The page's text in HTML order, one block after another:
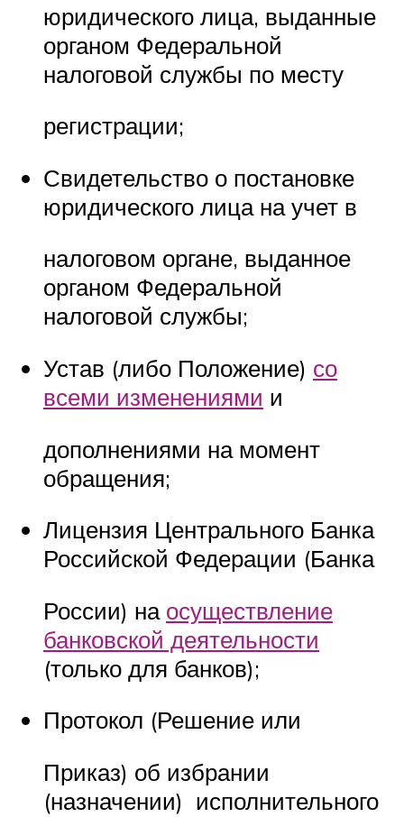
юридического лица, выданные
органом Федеральной
налоговой службы по месту
регистрации;
Свидетельство о постановке
юридического лица на учет в
налоговом органе, выданное
органом Федеральной
налоговой службы;
Устав (либо Положение) со
всеми изменениями и
дополнениями на момент
обращения;
Лицензия Центрального Банка
Российской Федерации (Банка
России) на осуществление
банковской деятельности
(только для банков);
Протокол (Решение или
Приказ) об избрании
(назначении) исполнительного